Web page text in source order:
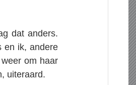
dat anders.
en ik, andere
om haar
uiteraard.